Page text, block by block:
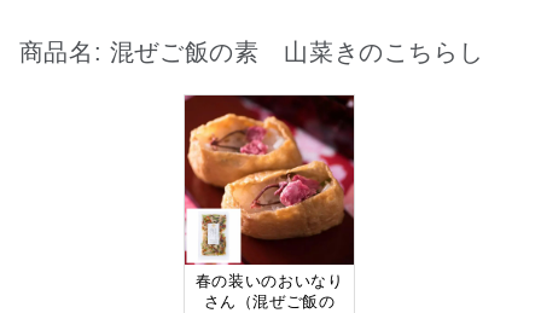
商品名: 混ぜご飯の素 山菜きのこちらし
春の装いのおいなり
さん（混ぜご飯の